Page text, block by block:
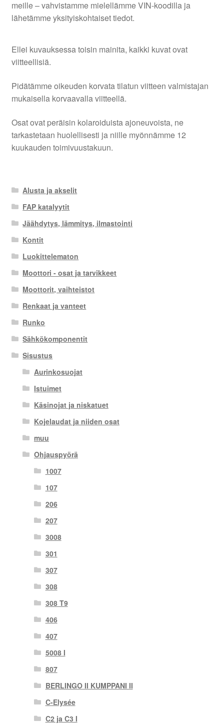
meille – vahvistamme mielellämme VIN-koodilla ja
lähetämme yksityiskohtaiset tiedot.
Ellei kuvauksessa toisin mainita, kaikki kuvat ovat
viitteellisiä.
Pidätämme oikeuden korvata tilatun viitteen valmistajan
mukaisella korvaavalla viitteellä.
Osat ovat peräisin kolaroiduista ajoneuvoista, ne
tarkastetaan huolellisesti ja niille myönnämme 12
kuukauden toimivuustakuun.
Alusta ja akselit
FAP katalyytit
Jäähdytys, lämmitys, ilmastointi
Kontit
Luokittelematon
Moottori - osat ja tarvikkeet
Moottorit, vaihteistot
Renkaat ja vanteet
Runko
Sähkökomponentit
Sisustus
Aurinkosuojat
Istuimet
Käsinojat ja niskatuet
Kojelaudat ja niiden osat
muu
Ohjauspyörä
1007
107
206
207
3008
301
307
308
308 T9
406
407
5008 I
807
BERLINGO II KUMPPANI II
C-Elysée
C2 ja C3 I